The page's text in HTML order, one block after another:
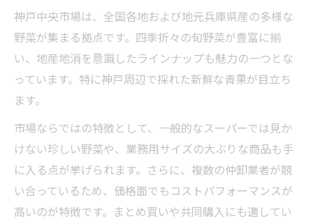
地元産を楽しむなら神戸中央市場で決まり
神戸産野菜を味わうなら中央市場へ行こう
地産地消を実践できる神戸中央市場の魅力
神戸の新鮮野菜を中央市場で楽しむ方法
地元の旬野菜を神戸中央市場で発見しよう
初めてでも安心な神戸中央市場の野菜探し
神戸中央市場で初めて野菜を買うときの流
れ
神戸中央市場は、全国各地および地元兵庫県産の多様な
野菜が集まる拠点です。四季折々の旬野菜が豊富に揃
い、地産地消を意識したラインナップも魅力の一つとな
っています。特に神戸周辺で採れた新鮮な青果が目立ち
ます。
市場ならではの特徴として、一般的なスーパーでは見か
けない珍しい野菜や、業務用サイズの大ぶりな商品も手
に入る点が挙げられます。さらに、複数の仲卸業者が競
い合っているため、価格面でもコストパフォーマンスが
高いのが特徴です。まとめ買いや共同購入にも適してい